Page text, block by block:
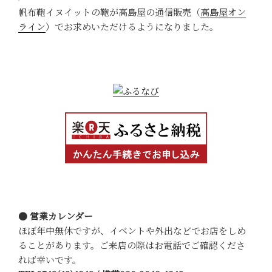
帆布鞄イヌイットの鞄が高島屋の通信販売（高島屋オン
ライン）でお求めいただけるようになりました。
● 営業カレンダー
ほぼ年中無休ですが、イベントや外出などでお店をしめ
ることがあります。ご来店の際はお電話でご確認くださ
れば幸いです。